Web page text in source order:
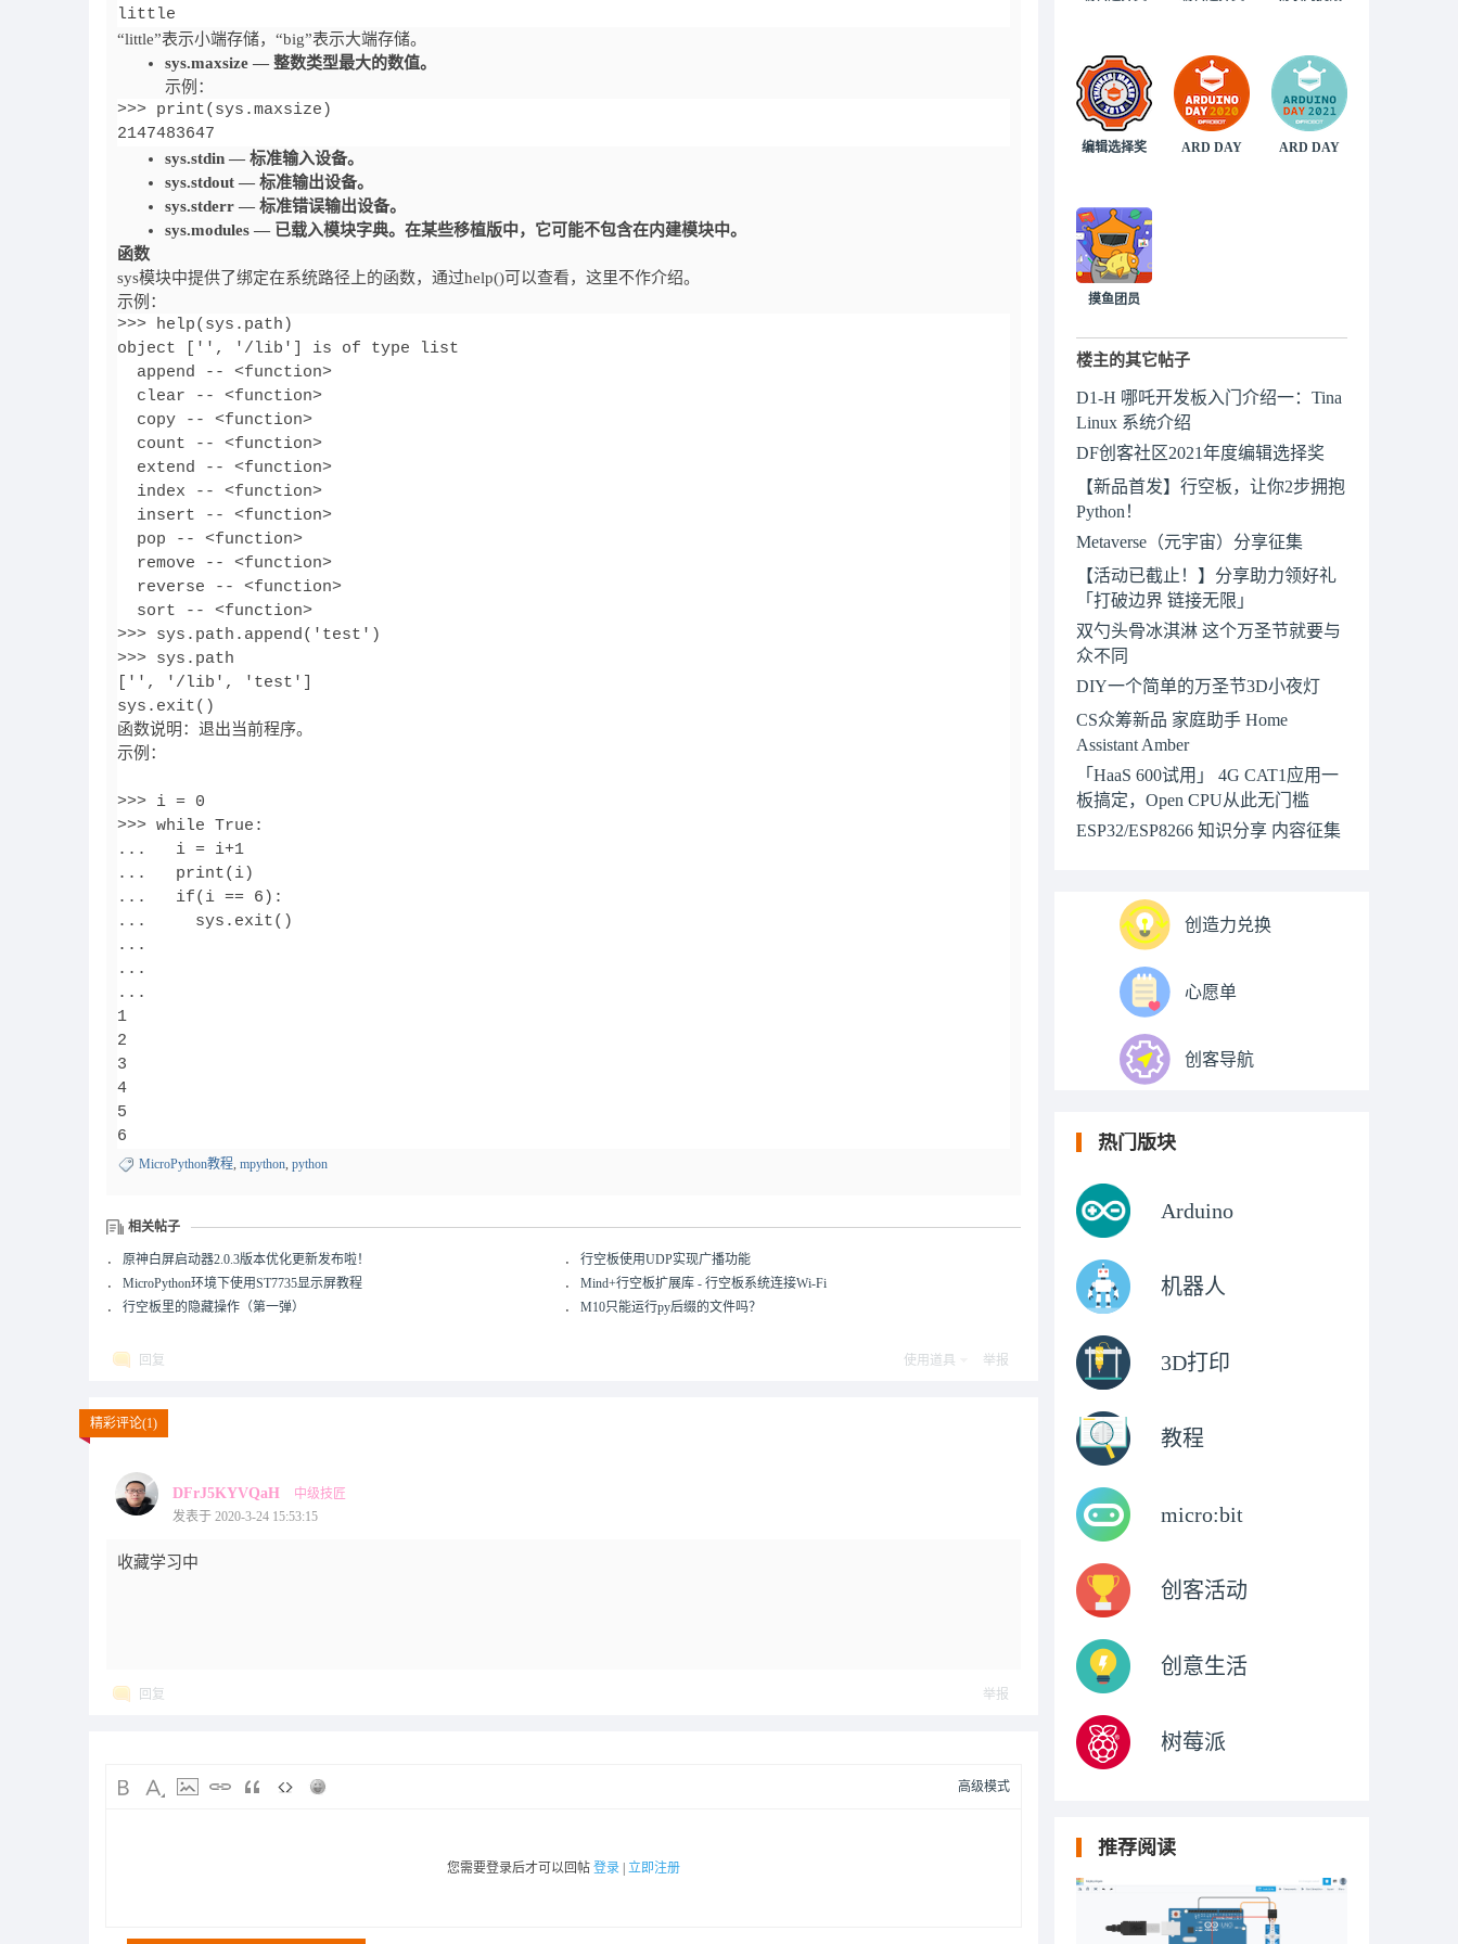
little
“little”表示小端存储，“big”表示大端存储。
sys.maxsize — 整数类型最大的数值。
示例：
>>> print(sys.maxsize)
2147483647
sys.stdin — 标准输入设备。
sys.stdout — 标准输出设备。
sys.stderr — 标准错误输出设备。
sys.modules — 已载入模块字典。在某些移植版中，它可能不包含在内建模块中。
函数
sys模块中提供了绑定在系统路径上的函数，通过help()可以查看，这里不作介绍。
示例：
>>> help(sys.path)
object ['', '/lib'] is of type list
append -- <function>
clear -- <function>
copy -- <function>
count -- <function>
extend -- <function>
index -- <function>
insert -- <function>
pop -- <function>
remove -- <function>
reverse -- <function>
sort -- <function>
>>> sys.path.append('test')
>>> sys.path
['', '/lib', 'test']
sys.exit()
函数说明：退出当前程序。
示例：
>>> i = 0
>>> while True:
...   i = i+1
...   print(i)
...   if(i == 6):
...     sys.exit()
...
...
...
1
2
3
4
5
6
MicroPython教程, mpython, python
相关帖子
． 原神白屏启动器2.0.3版本优化更新发布啦！ ． 行空板使用UDP实现广播功能
． MicroPython环境下使用ST7735显示屏教程 ． Mind+行空板扩展库 - 行空板系统连接Wi-Fi
． 行空板里的隐藏操作（第一弹） ． M10只能运行py后缀的文件吗？
回复 使用道具 举报
精彩评论(1)
DFrJ5KYVQaH
中级技匠
发表于 2020-3-24 15:53:15
收藏学习中
回复 举报
高级模式
您需要登录后才可以回帖 登录 立即注册
编辑选择奖 ARD DAY ARD DAY
摸鱼团员
楼主的其它帖子
D1-H 哪吒开发板入门介绍一：Tina
Linux 系统介绍
DF创客社区2021年度编辑选择奖
【新品首发】行空板，让你2步拥抱
Python！
Metaverse（元宇宙）分享征集
【活动已截止！】分享助力领好礼
「打破边界 链接无限」
双勺头骨冰淇淋 这个万圣节就要与
众不同
DIY一个简单的万圣节3D小夜灯
CS众筹新品 家庭助手 Home
Assistant Amber
「HaaS 600试用」 4G CAT1应用一
板搞定，Open CPU从此无门槛
ESP32/ESP8266 知识分享 内容征集
创造力兑换
心愿单
创客导航
热门版块
Arduino
机器人
3D打印
教程
micro:bit
创客活动
创意生活
树莓派
推荐阅读